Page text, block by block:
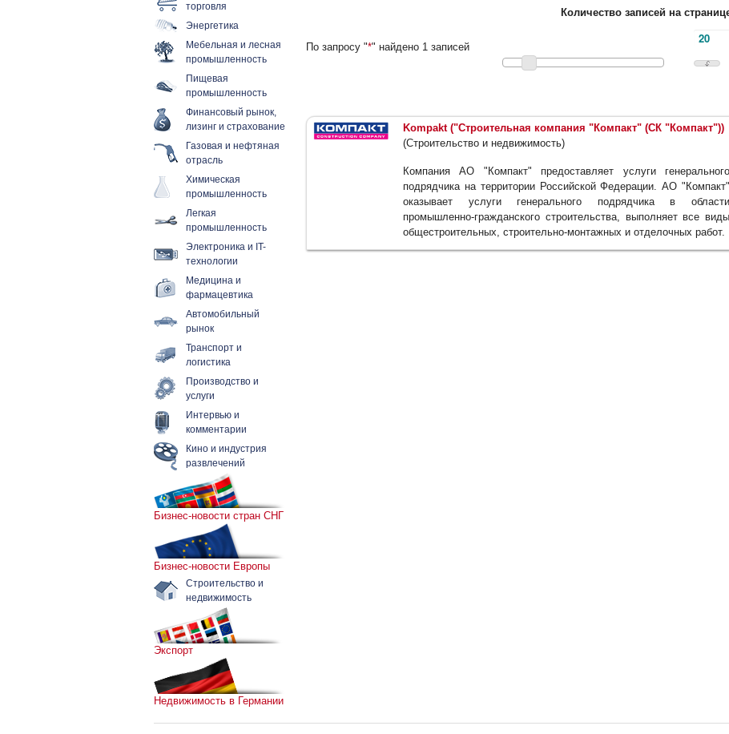
торговля
Энергетика
Мебельная и лесная
промышленность
Пищевая
промышленность
Финансовый рынок,
лизинг и страхование
Газовая и нефтяная
отрасль
Химическая
промышленность
Легкая
промышленность
Электроника и IT-
технологии
Медицина и
фармацевтика
Автомобильный
рынок
Транспорт и
логистика
Производство и
услуги
Интервью и
комментарии
Кино и индустрия
развлечений
Бизнес-новости стран СНГ
Бизнес-новости Европы
Строительство и
недвижимость
Экспорт
Недвижимость в Германии
По запросу "*" найдено 1 записей
Количество записей на
Kompakt ("Строительная компания "Компакт" (СК "Компакт"))
(Строительство и недвижимость)
Компания АО "Компакт" предоставляет услуги генерального
подрядчика на территории Российской Федерации. АО "Компакт"
оказывает услуги генерального подрядчика в области
промышленно-гражданского строительства, выполняет все виды
общестроительных, строительно-монтажных и отделочных работ.